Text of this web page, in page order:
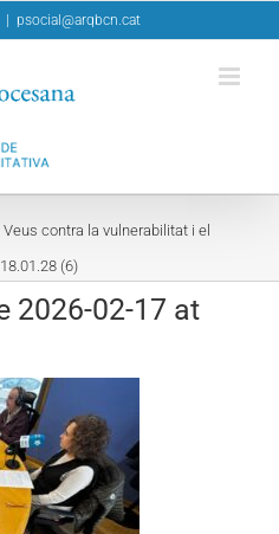
psocial@arqbcn.cat
contra la vulnerabilitat i el
(6)
2026-02-17 at